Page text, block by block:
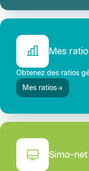
Mes
Obtenez des ratios
Mes ratios
Simo-net